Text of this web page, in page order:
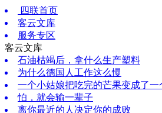
四联首页
客云文库
服务专区
客云文库
石油枯竭后，拿什么生产塑料
为什么德国人工作这么慢
一个小姑娘把吃完的芒果变成了一
怕，就会输一辈子
离你最近的人决定你的成败